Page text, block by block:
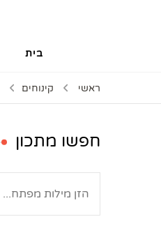
בית
ראשי קינוחים
חפשו מתכון